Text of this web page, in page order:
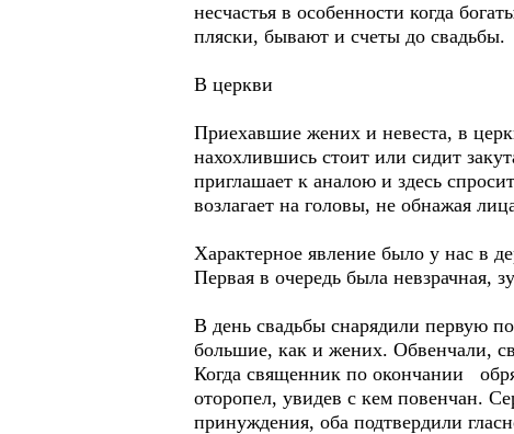
несчастья в особенности когда
пляски, бывают и счеты до свадьбы.
В церкви
Приехавшие жених и невеста, в
нахохлившись стоит или сидит
приглашает к аналою и здесь
возлагает на головы, не обнажая
Характерное явление было у нас в
Первая в очередь была невзрачная,
В день свадьбы снарядили первую
большие, как и жених. Обвенчали,
Когда священник по окончании
оторопел, увидев с кем повенчан.
принуждения, оба подтвердили